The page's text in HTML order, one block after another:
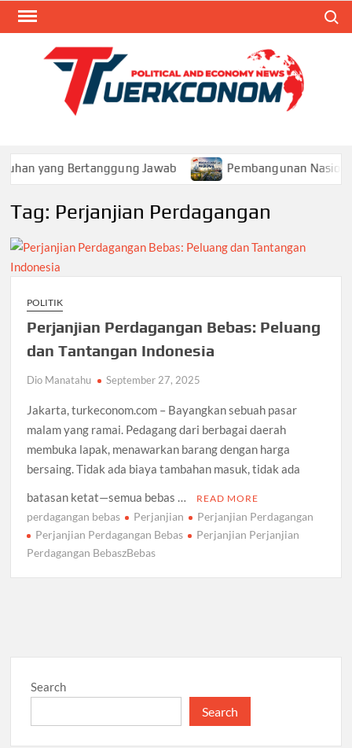
Skip
yang Bertanggung Jawab Pembangunan
Tag: Perjanjian Perdagangan
POLITIK
Perjanjian Perdagangan Bebas: Peluang
dan Tantangan Indonesia
Dio Manatahu September 27, 2025
Jakarta, turkeconom.com – Bayangkan sebuah pasar
malam yang ramai. Pedagang dari berbagai daerah
membuka lapak, menawarkan barang dengan harga
bersaing. Tidak ada biaya tambahan masuk, tidak ada
batasan ketat—semua bebas …
READ MORE
perdagangan bebas Perjanjian
Perjanjian Perdagangan
Perjanjian Perdagangan Bebas
Perjanjian Perjanjian
Perdagangan BebaszBebas
Search
Search